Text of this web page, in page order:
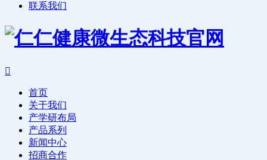
联系我们

首页
关于我们
产学研布局
产品系列
新闻中心
招商合作